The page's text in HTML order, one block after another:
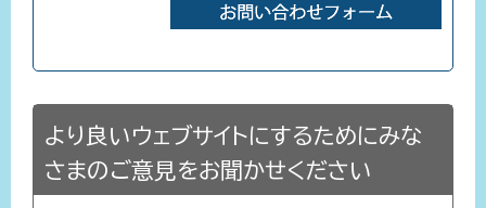
より良いウェブサイトにするためにみな
さまのご意見をお聞かせください